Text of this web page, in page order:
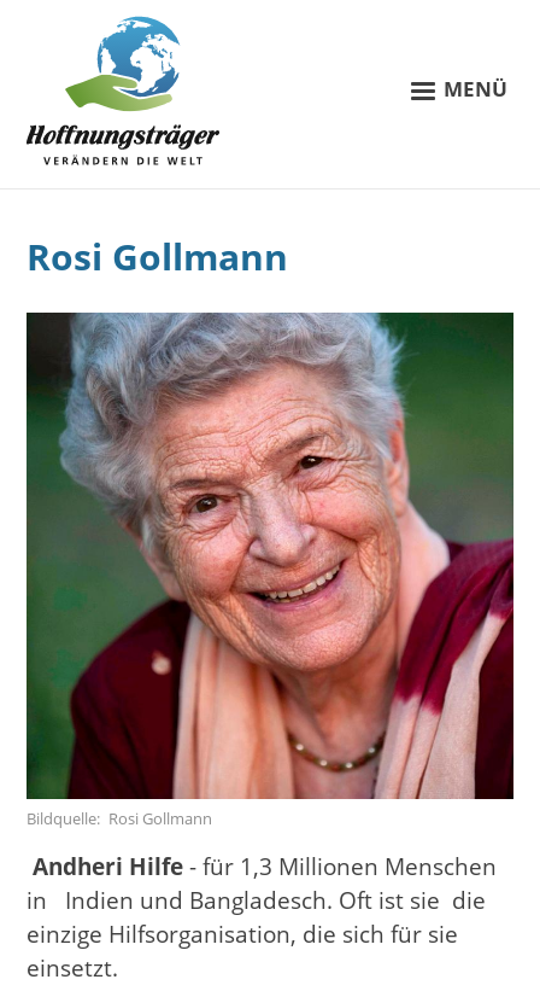
MENÜ
Rosi Gollmann
Bildquelle Rosi Gollmann
Andheri Hilfe- für 1,3 Millionen Menschen
in Indien und Bangladesch. Oft ist sie die
einzige Hilfsorganisation, die sich für sie
einsetzt.